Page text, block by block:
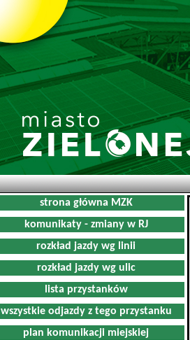
strona główna MZK
komunikaty - zmiany w RJ
rozkład jazdy wg linii
rozkład jazdy wg ulic
lista przystanków
wszystkie odjazdy z tego przystanku
plan komunikacji miejskiej